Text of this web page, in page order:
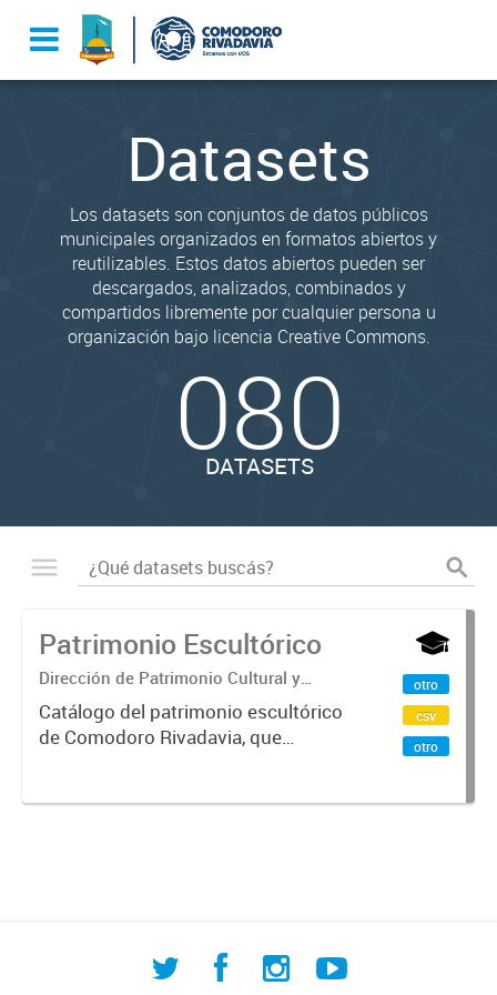
Datasets
Los datasets son conjuntos de datos públicos
municipales organizados en formatos abiertos y
reutilizables. Estos datos abiertos pueden ser
descargados, analizados, combinados y
compartidos libremente por cualquier persona u
organización bajo licencia Creative Commons.
080
DATASETS
Patrimonio Escultórico
Dirección de Patrimonio Cultural y
Natural. Dirección General de Gestión
Interinstitucional y Patrimonial
Catálogo del patrimonio escultórico
de Comodoro Rivadavia, que
emplazados en el ejido municipal. El
otro
csv
otro